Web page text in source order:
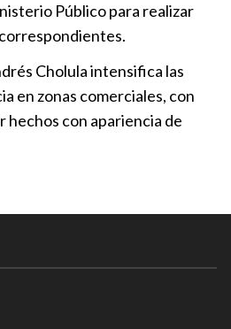
Público para realizar
Cholula intensifica las
en zonas comerciales, con
hechos con apariencia de